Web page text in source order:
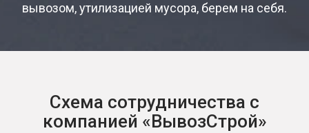
вывозом, утилизацией мусора, берем на себя.
Схема сотрудничества с
компанией «ВывозСтрой»